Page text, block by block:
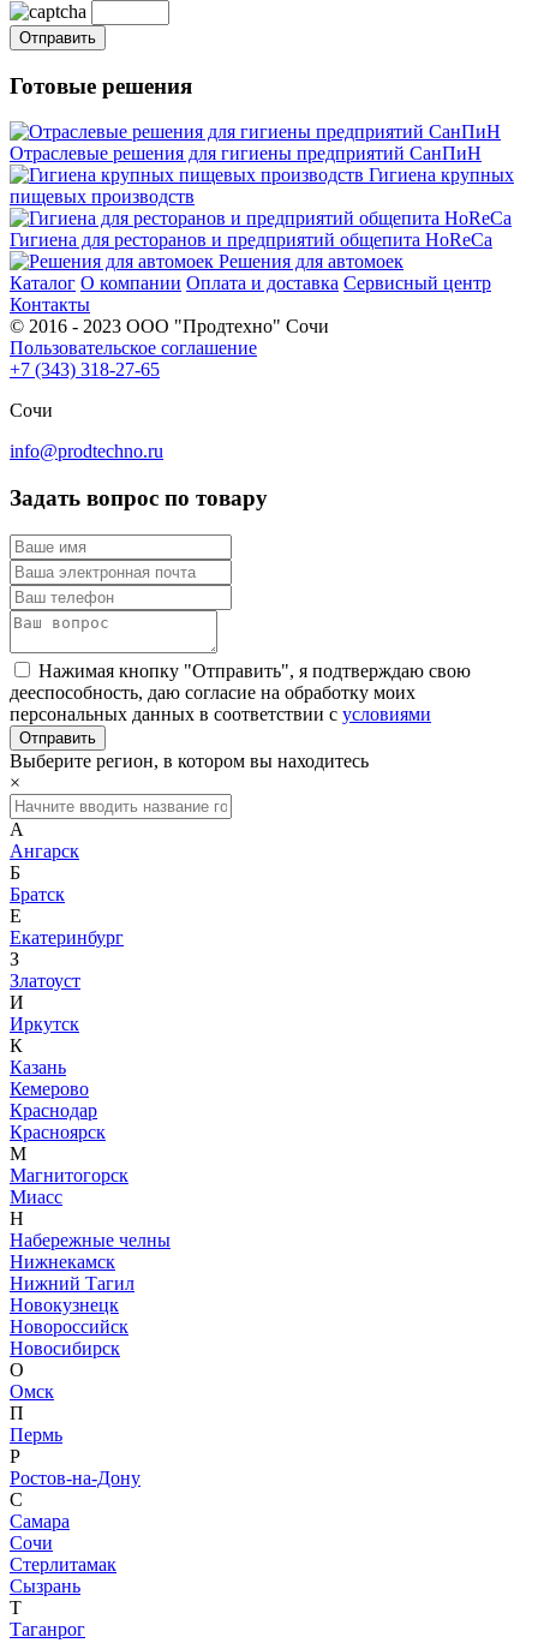
Готовые решения
Отраслевые решения для гигиены предприятий СанПиН
Гигиена крупных
пищевых производств
Гигиена для ресторанов и предприятий общепита HoReCa
Решения для автомоек
Каталог О компании Оплата и доставка Сервисный центр
Контакты
© 2016 - 2023 ООО "Продтехно" Сочи
Пользовательское соглашение
+7 (343) 318-27-65
Сочи
info@prodtechno.ru
Задать вопрос по товару
Нажимая кнопку "Отправить", я подтверждаю свою
дееспособность, даю согласие на обработку моих
персональных данных в соответствии с условиями
Выберите регион, в котором вы находитесь
×
А
Ангарск
Б
Братск
Е
Екатеринбург
З
Златоуст
И
Иркутск
К
Казань
Кемерово
Краснодар
Красноярск
М
Магнитогорск
Миасс
Н
Набережные челны
Нижнекамск
Нижний Тагил
Новокузнецк
Новороссийск
Новосибирск
О
Омск
П
Пермь
Р
Ростов-на-Дону
С
Самара
Сочи
Стерлитамак
Сызрань
Т
Таганрог